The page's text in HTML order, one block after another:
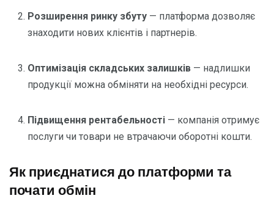
Розширення ринку збуту — платформа дозволяє
знаходити нових клієнтів і партнерів.
Оптимізація складських залишків — надлишки
продукції можна обміняти на необхідні ресурси.
Підвищення рентабельності — компанія отримує
послуги чи товари не втрачаючи оборотні кошти.
Як приєднатися до платформи та
почати обмін